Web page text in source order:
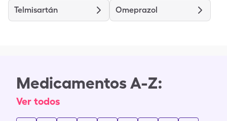
Telmisartán Omeprazol
Medicamentos A-Z:
Ver todos